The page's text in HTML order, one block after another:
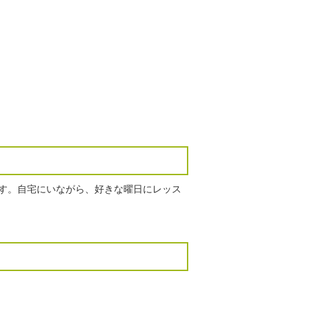
。自宅にいながら、好きな曜日にレッス